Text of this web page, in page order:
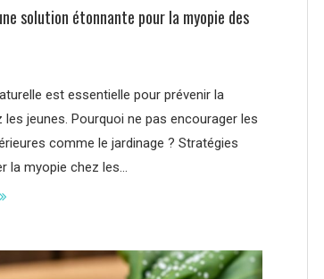
solution étonnante pour la myopie des
est essentielle pour prévenir la
les jeunes. Pourquoi ne pas encourager les
comme le jardinage ? Stratégies
la myopie chez les…